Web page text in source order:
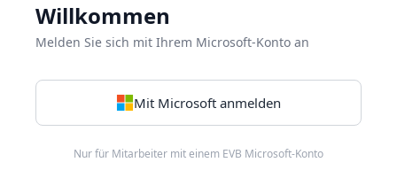
Willkommen
Melden Sie sich mit Ihrem Microsoft-Konto an
Mit Microsoft anmelden
Nur für Mitarbeiter mit einem EVB Microsoft-Konto